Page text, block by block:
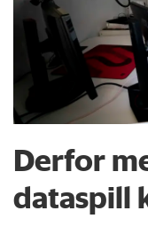
Derfor
dataspill